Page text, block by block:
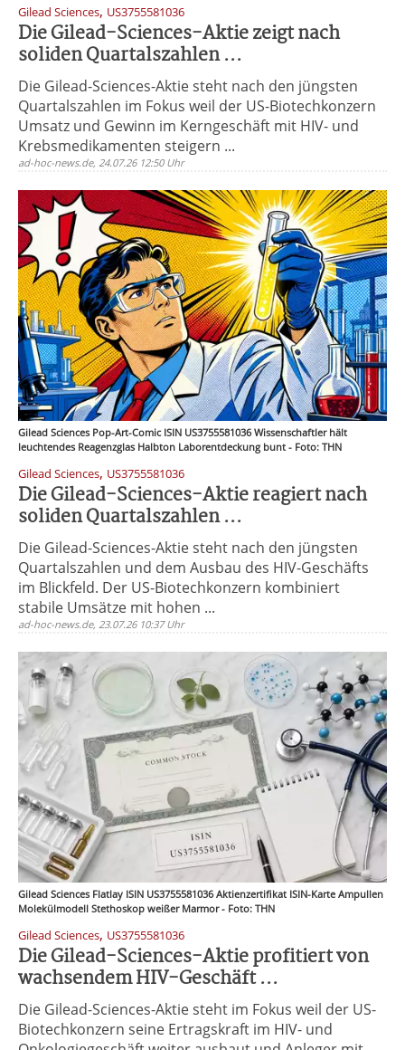
Gilead Sciences, US3755581036
Die Gilead-Sciences-Aktie zeigt nach
soliden Quartalszahlen ...
Die Gilead-Sciences-Aktie steht nach den jüngsten
Quartalszahlen im Fokus weil der US-Biotechkonzern
Umsatz und Gewinn im Kerngeschäft mit HIV- und
Krebsmedikamenten steigern ...
ad-hoc-news.de, 24.07.26 12:50 Uhr
Gilead Sciences Pop-Art-Comic ISIN US3755581036 Wissenschaftler hält
leuchtendes Reagenzglas Halbton Laborentdeckung bunt - Foto: THN
Gilead Sciences, US3755581036
Die Gilead-Sciences-Aktie reagiert nach
soliden Quartalszahlen ...
Die Gilead-Sciences-Aktie steht nach den jüngsten
Quartalszahlen und dem Ausbau des HIV-Geschäfts
im Blickfeld. Der US-Biotechkonzern kombiniert
stabile Umsätze mit hohen ...
ad-hoc-news.de, 23.07.26 10:37 Uhr
Gilead Sciences Flatlay ISIN US3755581036 Aktienzertifikat ISIN-Karte Ampullen
Molekülmodell Stethoskop weißer Marmor - Foto: THN
Gilead Sciences, US3755581036
Die Gilead-Sciences-Aktie profitiert von
wachsendem HIV-Geschäft ...
Die Gilead-Sciences-Aktie steht im Fokus weil der US-
Biotechkonzern seine Ertragskraft im HIV- und